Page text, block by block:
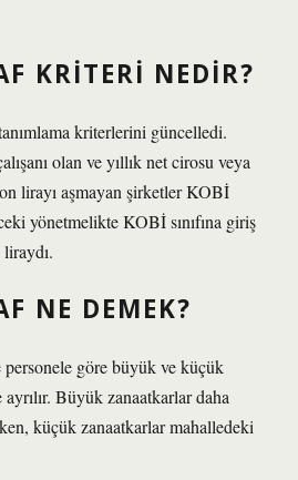
KRITERI NEDIR?
kriterlerini güncelledi.
olan ve yıllık net cirosu veya
lirayı aşmayan şirketler KOBİ
yönetmelikte KOBİ sınıfına giriş
NE DEMEK?
personele göre büyük ve küçük
Büyük zanaatkarlar daha
küçük zanaatkarlar mahalledeki